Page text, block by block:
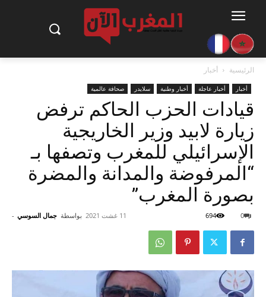
الرئيسية أخبار
أخبار أخبار عاجلة أخبار وطنية سلايدر صحافة عالمية
قيادات الحزب الحاكم ترفض
زيارة لابيد وزير الخاريجية
الإسرائيلي للمغرب وتصفها بـ
“المرفوضة والمدانة والمضرة
بصورة المغرب”
بواسطة جمال السوسي - 11 غشت 2021 0
694